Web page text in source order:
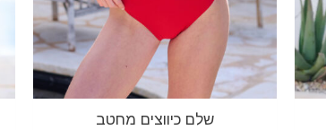
שלם כיווצים מחטב